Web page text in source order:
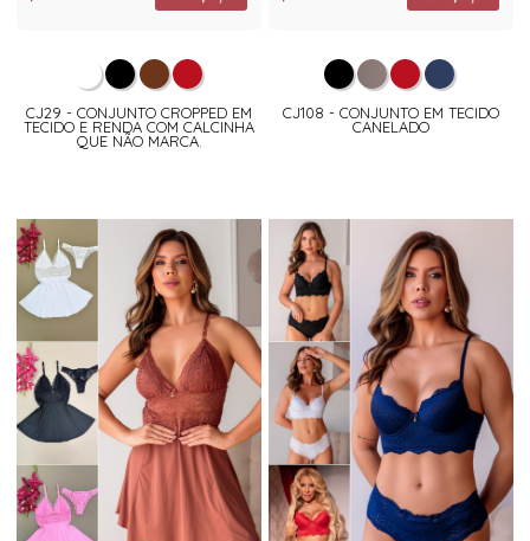
CJ29 - CONJUNTO CROPPED EM
TECIDO E RENDA COM CALCINHA
QUE NÃO MARCA.
CJ108 - CONJUNTO EM TECIDO
CANELADO